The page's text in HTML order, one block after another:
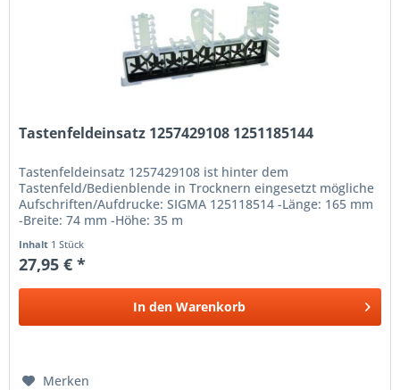
Tastenfeldeinsatz 1257429108 1251185144
Tastenfeldeinsatz 1257429108 ist hinter dem
Tastenfeld/Bedienblende in Trocknern eingesetzt mögliche
Aufschriften/Aufdrucke: SIGMA 125118514 -Länge: 165 mm
-Breite: 74 mm -Höhe: 35 m
Inhalt 1 Stück
27,95 € *
In den Warenkorb
Merken